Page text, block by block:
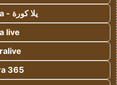
يلا كورة - yallakora
live
365